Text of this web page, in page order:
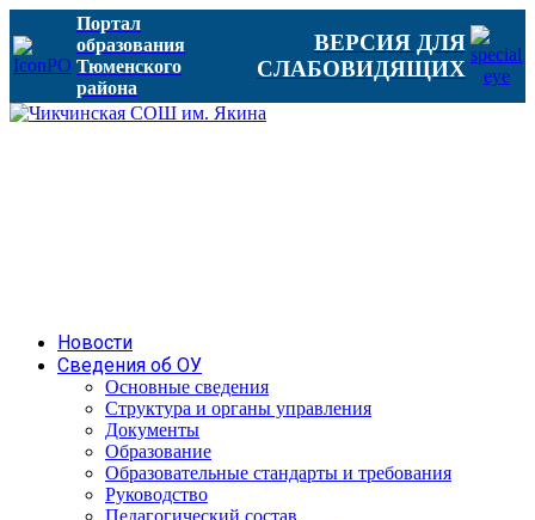
Портал
образования
Тюменского
района
ВЕРСИЯ ДЛЯ
СЛАБОВИДЯЩИХ
Новости
Сведения об ОУ
Основные сведения
Структура и органы управления
Документы
Образование
Образовательные стандарты и требования
Руководство
Педагогический состав